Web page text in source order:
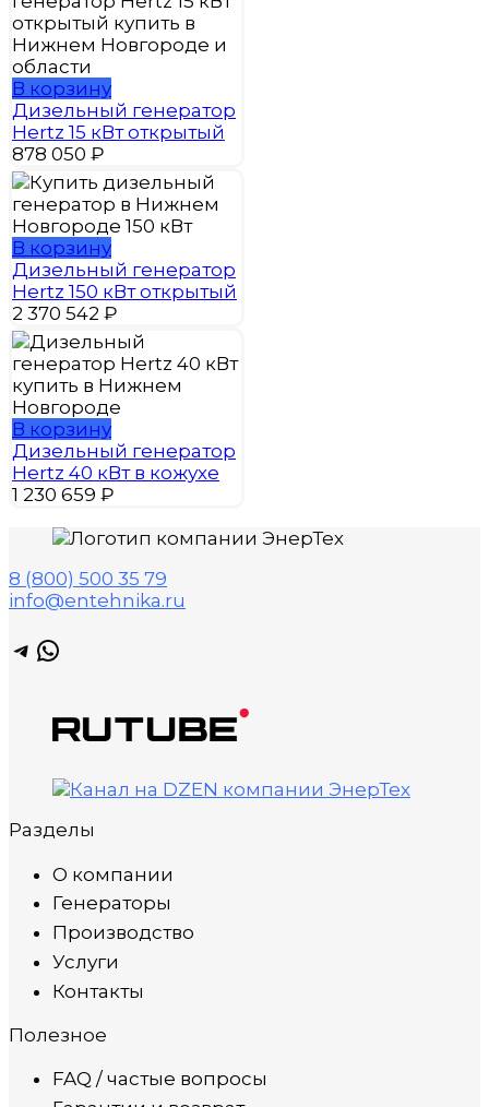
В корзину
Дизельный генератор
Hertz 15 кВт открытый
878 050 ₽
В корзину
Дизельный генератор
Hertz 150 кВт открытый
2 370 542 ₽
В корзину
Дизельный генератор
Hertz 40 кВт в кожухе
1 230 659 ₽
8 (800) 500 35 79
info@entehnika.ru
Telegram
WhatsApp
Разделы
О компании
Генераторы
Производство
Услуги
Контакты
Полезное
FAQ / частые вопросы